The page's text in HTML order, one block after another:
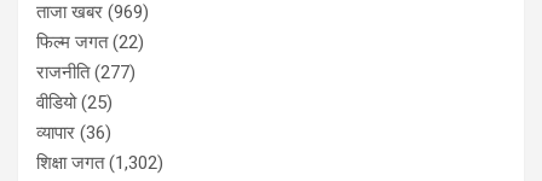
ताजा खबर (969)
फिल्म जगत(22)
राजनीति(277)
वीडियो(25)
व्यापार (36)
शिक्षा जगत(1,302)